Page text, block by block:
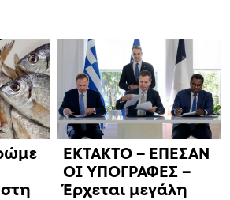
ΕΚΤΑΚΤΟ – ΕΠΕΣΑΝ
ΟΙ ΥΠΟΓΡΑΦΕΣ –
Έρχεται μεγάλη